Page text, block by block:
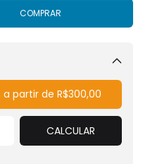
a partir de R$300,00
CALCULAR